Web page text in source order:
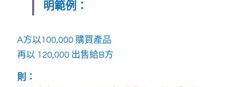
明範例：
A方以100,000 購買產品
再以 120,000 出售給B方
則：